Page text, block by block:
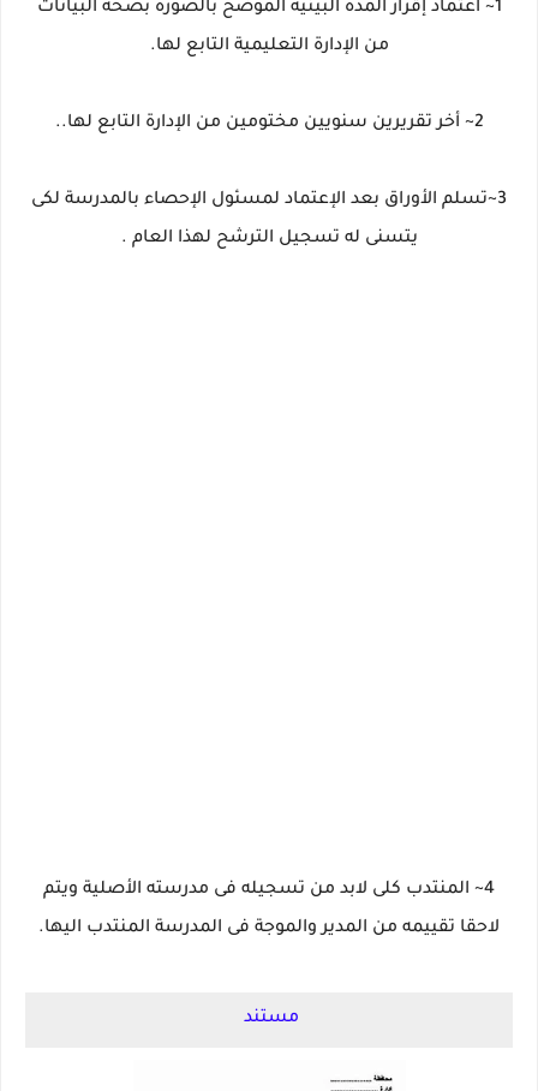
1~ اعتماد إقرار المده البينيه الموضح بالصوره بصحة البيانات
من الإدارة التعليمية التابع لها.
2~ أخر تقريرين سنويين مختومين من الإدارة التابع لها..
3~تسلم الأوراق بعد الإعتماد لمسئول الإحصاء بالمدرسة لكى
يتسنى له تسجيل الترشح لهذا العام .
4~ المنتدب كلى لابد من تسجيله فى مدرسته الأصلية ويتم
لاحقا تقييمه من المدير والموجة فى المدرسة المنتدب اليها.
مستند